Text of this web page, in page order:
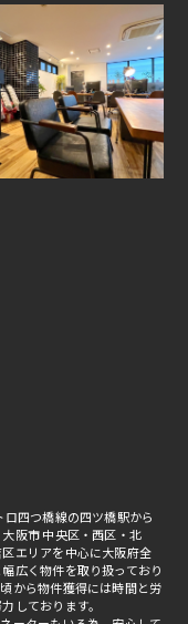
四つ橋線の四ツ橋駅から
阪市 中央区・西区・北
エリアを中心に大阪府全
広く物件を取り扱っており
から物件獲得には時間と労
しております。